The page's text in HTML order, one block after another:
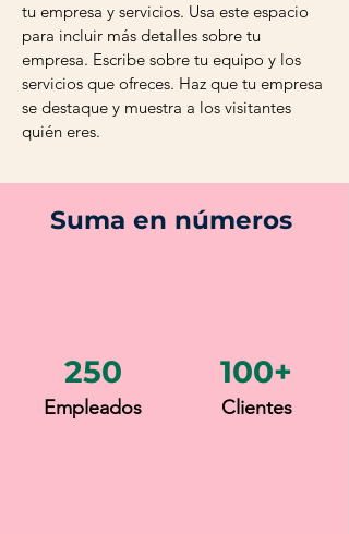
tu empresa y servicios. Usa este espacio
para incluir más detalles sobre tu
empresa. Escribe sobre tu equipo y los
servicios que ofreces. Haz que tu empresa
se destaque y muestra a los visitantes
quién eres.
Suma en números
250
Empleados
100+
Clientes